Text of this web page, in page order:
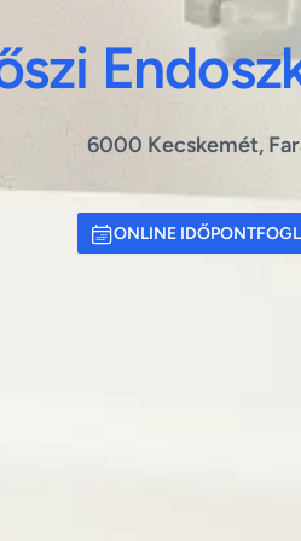
6000 Kecskemét,
ONLINE